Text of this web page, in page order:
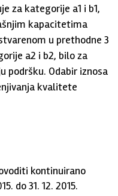
za kategorije a1 i b1,
kapacitetima
u prethodne 3
a2 i b2, bilo za
podršku. Odabir iznosa
kvalitete
kontinuirano
do 31. 12. 2015.